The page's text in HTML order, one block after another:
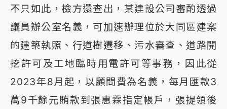
不只如此，檢方還查出，某建設公司審酌透過
議員辦公室名義，可加速辦理位於大同區建案
的建築執照、行道樹遷移、污水審查、道路開
挖許可及工地臨時用電許可等事務，因此從
2023年8月起，以顧問費為名義，每月匯款3
萬9千餘元賄款到張惠霖指定帳戶，張提領後